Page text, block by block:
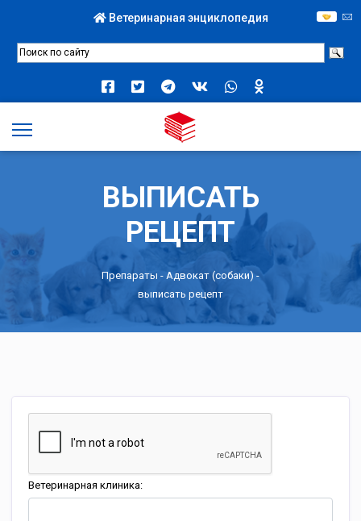
Ветеринарная энциклопедия
ВЫПИСАТЬ
РЕЦЕПТ
Препараты - Адвокат (собаки) -
выписать рецепт
Ветеринарная клиника: